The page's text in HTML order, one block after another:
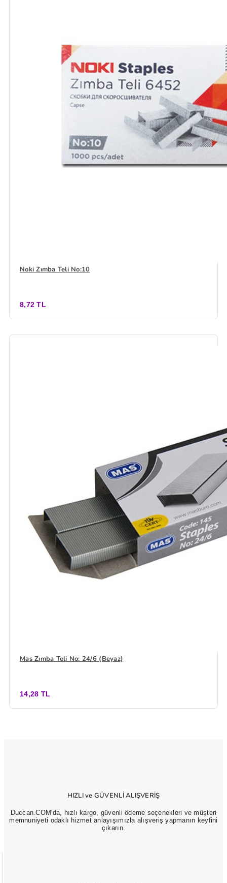
Noki Zımba Teli No:10
8,72 TL
Mas Zımba Teli No: 24/6 (Beyaz)
14,28 TL
HIZLI ve GÜVENLİ ALIŞVERİŞ
Duccan.COM'da, hızlı kargo, güvenli ödeme seçenekleri ve müşteri
memnuniyeti odaklı hizmet anlayışımızla alışveriş yapmanın keyfini
çıkarın.